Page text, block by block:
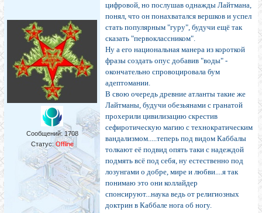
Сообщений: 1708
Статус: Offline
цифровой, но послушав однажды Лайтмана,
понял, что он понахватался вершков и успел
стать популярным "гуру", будучи ещё так
сказать "первоклассником".
Ну а его национальная манера из короткой
фразы создать опус добавив "воды" -
окончательно спровоцировала бум
адептомании.
В свою очередь древние атланты такие же
Лайтманы, будучи обезьянами с гранатой
прохерили цивилизацию скрестив
сефиротическую магию с технократическим
вандализмом.....теперь под видом Каббалы
толкают её подвид опять таки с надеждой
подмять всё под себя, ну естественно под
лозунгами о добре, мире и любви....я так
понимаю это они коллайдер
спонсируют...наука ведь от религиозных
доктрин в Каббале нога об ногу.